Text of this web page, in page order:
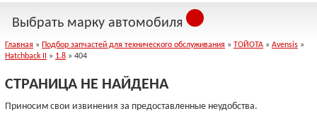
Выбрать марку автомобиля
Главная » Подбор запчастей для технического обслуживания » ТОЙОТА » Avensis »
Hatchback II
» 1.8 » 404
СТРАНИЦА НЕ НАЙДЕНА
Приносим свои извинения за предоставленные неудобства.